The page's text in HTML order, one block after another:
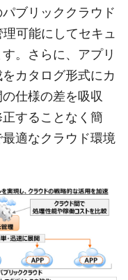
ブリッククラウド
可能にしてセキュ
。さらに、アプリ
カタログ形式にカ
仕様の差を吸収
することなく簡
適なクラウド環境